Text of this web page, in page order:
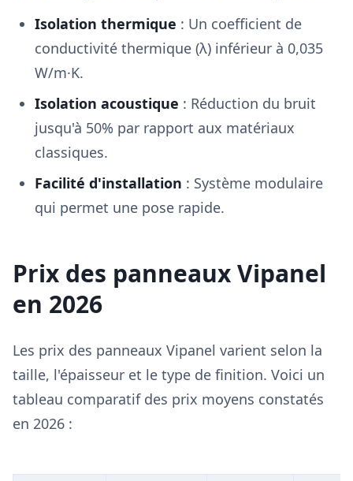
Isolation thermique : Un coefficient de
conductivité thermique (λ) inférieur à 0,035
W/m·K.
Isolation acoustique : Réduction du bruit
jusqu'à 50% par rapport aux matériaux
classiques.
Facilité d'installation : Système modulaire
qui permet une pose rapide.
Prix des panneaux Vipanel
en 2026
Les prix des panneaux Vipanel varient selon la
taille, l'épaisseur et le type de finition. Voici un
tableau comparatif des prix moyens constatés
en 2026 :